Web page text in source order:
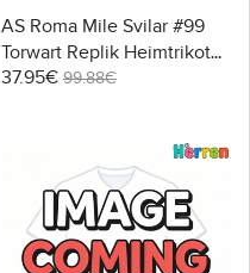
AS Roma Mile Svilar #99
Torwart Replik Heimtrikot
2025-26 Kurzarm
37.95€ 99.88€